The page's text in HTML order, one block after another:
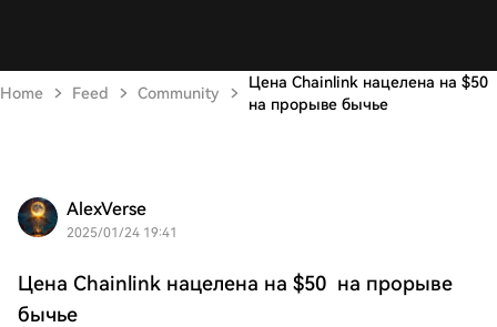
Home Feed Community
Цена Chainlink нацелена на $50
на прорыве бычье
AlexVerse
2025/01/24 19:41
Цена Chainlink нацелена на $50 на прорыве
бычье